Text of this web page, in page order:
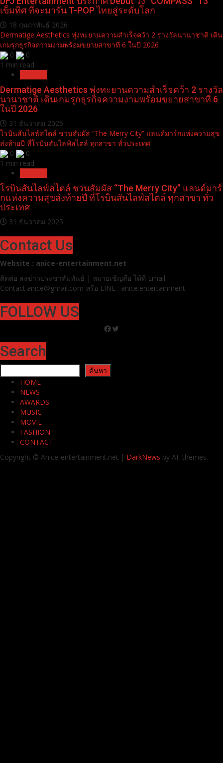
เข็มทิศ ที่จะมารัน T-POP ไทยสู่ระดับโลก
18 กุมภาพันธ์ 2026
Dermatige Aesthetics พุ่งทะยานความสำเร็จคว้า 2 รางวัลนานาชาติ เดิน
เกมรุกธุรกิจความงามพร้อมขยายสาขาที่ 6 ในปี 2026
0
0
1 min read
Dermatige Aesthetics พุ่งทะยานความสำเร็จคว้า 2 รางวัล
นานาชาติ เดินเกมรุกธุรกิจความงามพร้อมขยายสาขาที่ 6
ในปี 2026
31 ธันวาคม 2025
โรบินสันไลฟ์สไตล์ ชวนสัมผัส “The Merry City” แลนด์มาร์กแห่งความสุข
ส่งท้ายปี ที่โรบินสันไลฟ์สไตล์ ทุกสาขา ทั่วประเทศ
0
0
1 min read
โรบินสันไลฟ์สไตล์ ชวนสัมผัส “The Merry City” แลนด์มาร์
กแห่งความสุขส่งท้ายปี ที่โรบินสันไลฟ์สไตล์ ทุกสาขา ทั่ว
ประเทศ
31 ธันวาคม 2025
Contact Us
Website : anice-entertainment.net
ติดต่อ ลงข่าวประชาสัมพันธ์ | หมายเชิญสื่อ ได้ที่ Email :
Contact.anice@gmail.com หรือ LINE : anice.entertainment
FOLLOW US
Facebook
Twitter
Search
ค้นหา
ค้นหา
HOME
NEWS
AWARDS
MUSIC
MOVIE
FASHION
CONTACT
Copyright © Anice-entertainment.net | DarkNews by AF themes.